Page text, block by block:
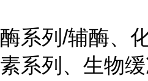
酶系列/辅酶、
素系列、生物